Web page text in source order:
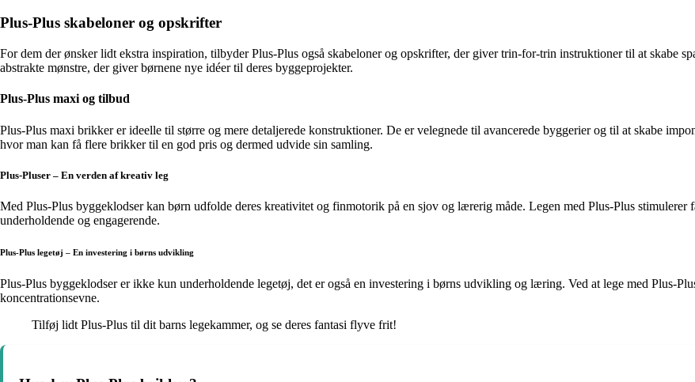
Plus-Plus skabeloner og opskrifter
For dem der ønsker lidt ekstra inspiration, tilbyder Plus-Plus også skabeloner og opskrifter, der giver trin-for-trin instruktioner til at skabe
abstrakte mønstre, der giver børnene nye idéer til deres byggeprojekter.
Plus-Plus maxi og tilbud
Plus-Plus maxi brikker er ideelle til større og mere detaljerede konstruktioner. De er velegnede til avancerede byggerier og til at skabe
hvor man kan få flere brikker til en god pris og dermed udvide sin samling.
Plus-Pluser – En verden af kreativ leg
Med Plus-Plus byggeklodser kan børn udfolde deres kreativitet og finmotorik på en sjov og lærerig måde. Legen med Plus-Plus stimulerer
underholdende og engagerende.
Plus-Plus legetøj – En investering i børns udvikling
Plus-Plus byggeklodser er ikke kun underholdende legetøj, det er også en investering i børns udvikling og læring. Ved at lege med Plus-
koncentrationsevne.
Tilføj lidt Plus-Plus til dit barns legekammer, og se deres fantasi flyve frit!